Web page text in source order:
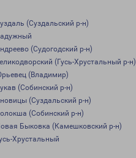
(Суздальский р-н)
(Судогодский р-н)
(Гусь-Хрустальный р-н)
(Владимир)
(Собинский р-н)
(Суздальский р-н)
(Собинский р-н)
Быковка (Камешковский р-н)
Хрустальный